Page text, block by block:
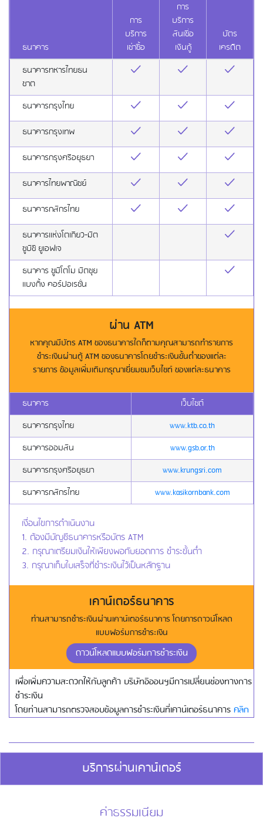
ธนาคาร
การ
บริการ
เช่าซื้อ
การ
บริการ
สินเชื่อ
เงินกู้
บัตร
เครดิต
ธนาคารทหารไทยธน
ชาต
ธนาคารกรุงไทย
ธนาคารกรุงเทพ
ธนาคารกรุงศรีอยุธยา
ธนาคารไทยพาณิชย์
ธนาคารกสิกรไทย
ธนาคารแห่งโตเกียว-มิต
ซูบิชิ ยูเอฟเจ
ธนาคาร ซูมิโตโม มิตซุย
แบงกิ้ง คอร์ปอเรชั่น
ผ่าน ATM
หากคุณมีบัตร ATM ของธนาคารใดก็ตามคุณสามารถทำรายการ
ชำระเงินผ่านตู้ ATM ของธนาคารโดยชำระเงินขั้นต่ำของแต่ละ
รายการ ข้อมูลเพิ่มเติมกรุณาเยี่ยมชมเว็บไซต์ ของแต่ละธนาคาร
ธนาคาร
เว็บไซต์
ธนาคารกรุงไทย
www.ktb.co.th
ธนาคารออมสิน
www.gsb.or.th
ธนาคารกรุงศรีอยุธยา
www.krungsri.com
ธนาคารกสิกรไทย
www.kasikornbank.com
เงื่อนไขการดำเนินงาน
1. ต้องมีบัญชีธนาคารหรือบัตร ATM
2. กรุณาเตรียมเงินให้เพียงพอกับยอดการ ชำระขั้นต่ำ
3. กรุณาเก็บใบเสร็จที่ชำระเงินไว้เป็นหลักฐาน
เคาน์เตอร์ธนาคาร
ท่านสามารถชำระเงินผ่านเคาน์เตอร์ธนาคาร โดยการดาวน์โหลด
แบบฟอร์มการชำระเงิน
ดาวน์โหลดแบบฟอร์มการชำระเงิน
เพื่อเพิ่มความสะดวกให้กับลูกค้า บริษัทอิออนฯมีการเปลี่ยนช่องทางการ
ชำระเงิน
โดยท่านสามารถตรวจสอบข้อมูลการชำระเงินที่เคาน์เตอร์ธนาคาร คลิก
บริการผ่านเคาน์เตอร์
ค่าธรรมเนียม